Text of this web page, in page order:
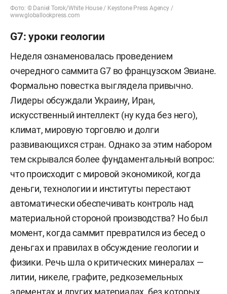
Фото: © Daniel Torok/White House / Keystone Press Agency /
www.globallookpress.com
G7: уроки геологии
Неделя ознаменовалась проведением
очередного саммита G7 во французском Эвиане.
Формально повестка выглядела привычно.
Лидеры обсуждали Украину, Иран,
искусственный интеллект (ну куда без него),
климат, мировую торговлю и долги
развивающихся стран. Однако за этим набором
тем скрывался более фундаментальный вопрос:
что происходит с мировой экономикой, когда
деньги, технологии и институты перестают
автоматически обеспечивать контроль над
материальной стороной производства? Но был
момент, когда саммит превратился из бесед о
деньгах и правилах в обсуждение геологии и
физики. Речь шла о критических минералах —
литии, никеле, графите, редкоземельных
элементах и других материалах, без которых